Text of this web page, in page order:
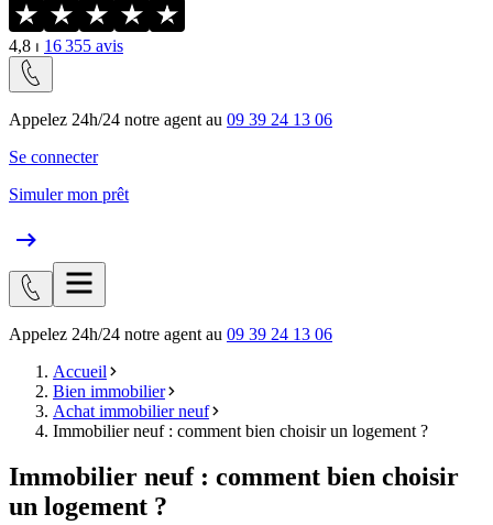
4,8 ⏐ 16 355 avis
Appelez 24h/24 notre agent au 09 39 24 13 06
Se connecter
Simuler mon prêt
Appelez 24h/24 notre agent au 09 39 24 13 06
Accueil
Bien immobilier
Achat immobilier neuf
Immobilier neuf : comment bien choisir un logement ?
Immobilier neuf : comment bien choisir
un logement ?